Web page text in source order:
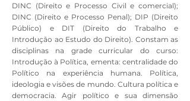
DINC (Direito e Processo Civil e comercial);
DINC (Direito e Processo Penal); DIP (Direito
Público) e DIT (Direito do Trabalho e
Introdução ao Estudo do Direito). Constam as
disciplinas na grade curricular do curso:
Introdução à Política, ementa: centralidade do
Político na experiência humana. Política,
ideologia e visões de mundo. Cultura política e
democracia. Agir político e sua dimensão